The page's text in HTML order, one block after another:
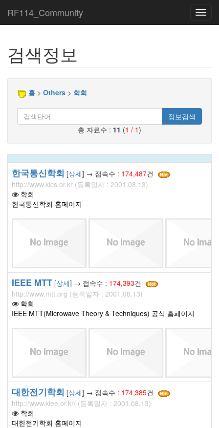
RF114_Community
검색정보
홈 > Others > 학회
정보검색
총 자료수 : 11 (1 / 1)
한국통신학회 [상세] → 접속수 : 174,487건
http://www.kics.or.kr (등록일자 : 2001.08.13)
학회
한국통신학회 홈페이지
IEEE MTT [상세] → 접속수 : 174,393건
http://www.mtt.org (등록일자 : 2001.08.13)
학회
IEEE MTT(Microwave Theory & Techniques) 공식 홈페이지
대한전기학회 [상세] → 접속수 : 174,385건
http://www.kiee.or.kr/ (등록일자 : 2001.08.13)
학회
대한전기학회 홈페이지